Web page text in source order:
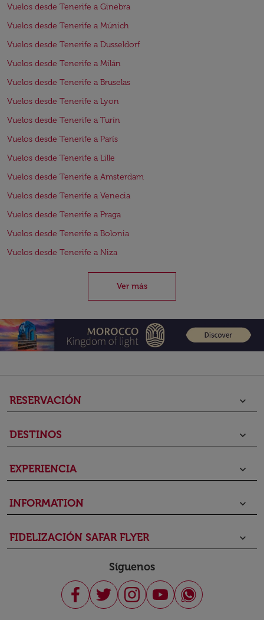
Vuelos desde Tenerife a Ginebra
Vuelos desde Tenerife a Múnich
Vuelos desde Tenerife a Dusseldorf
Vuelos desde Tenerife a Milán
Vuelos desde Tenerife a Bruselas
Vuelos desde Tenerife a Lyon
Vuelos desde Tenerife a Turín
Vuelos desde Tenerife a París
Vuelos desde Tenerife a Lille
Vuelos desde Tenerife a Amsterdam
Vuelos desde Tenerife a Venecia
Vuelos desde Tenerife a Praga
Vuelos desde Tenerife a Bolonia
Vuelos desde Tenerife a Niza
Ver más
RESERVACIÓN keyboard_arrow_down
DESTINOS keyboard_arrow_down
EXPERIENCIA keyboard_arrow_down
INFORMATION keyboard_arrow_down
FIDELIZACIÓN SAFAR FLYER keyboard_arrow_down
Síguenos